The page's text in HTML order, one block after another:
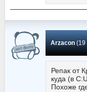
Arzacon(19
Репак от
куда (в
Похоже